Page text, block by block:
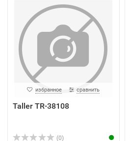
избранное сравнить
Taller TR-38108
(0)